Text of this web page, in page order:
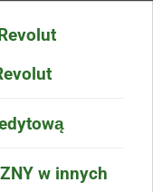
w innych